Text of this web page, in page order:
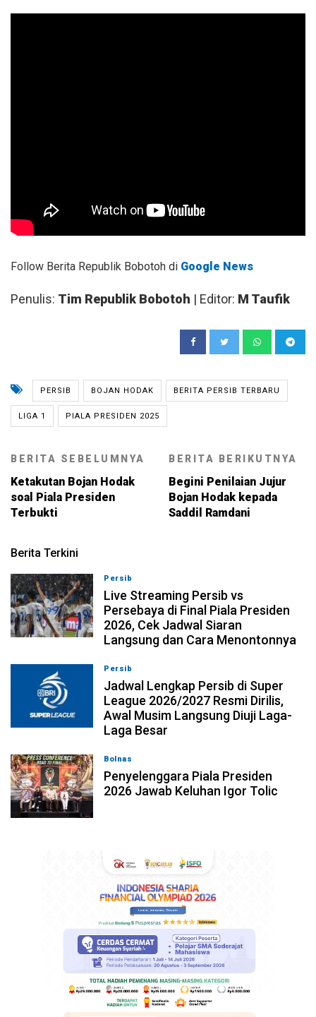
Follow Berita Republik Bobotoh di Google News
Penulis: Tim Republik Bobotoh | Editor: M Taufik
PERSIB BOJAN HODAK BERITA PERSIB TERBARU
LIGA 1 PIALA PRESIDEN 2025
BERITA SEBELUMNYA
Ketakutan Bojan Hodak
soal Piala Presiden
Terbukti
BERITA BERIKUTNYA
Begini Penilaian Jujur
Bojan Hodak kepada
Saddil Ramdani
Berita Terkini
Persib
Live Streaming Persib vs
Persebaya di Final Piala Presiden
2026, Cek Jadwal Siaran
Langsung dan Cara Menontonnya
Persib
Jadwal Lengkap Persib di Super
League 2026/2027 Resmi Dirilis,
Awal Musim Langsung Diuji Laga-
Laga Besar
Bolnas
Penyelenggara Piala Presiden
2026 Jawab Keluhan Igor Tolic